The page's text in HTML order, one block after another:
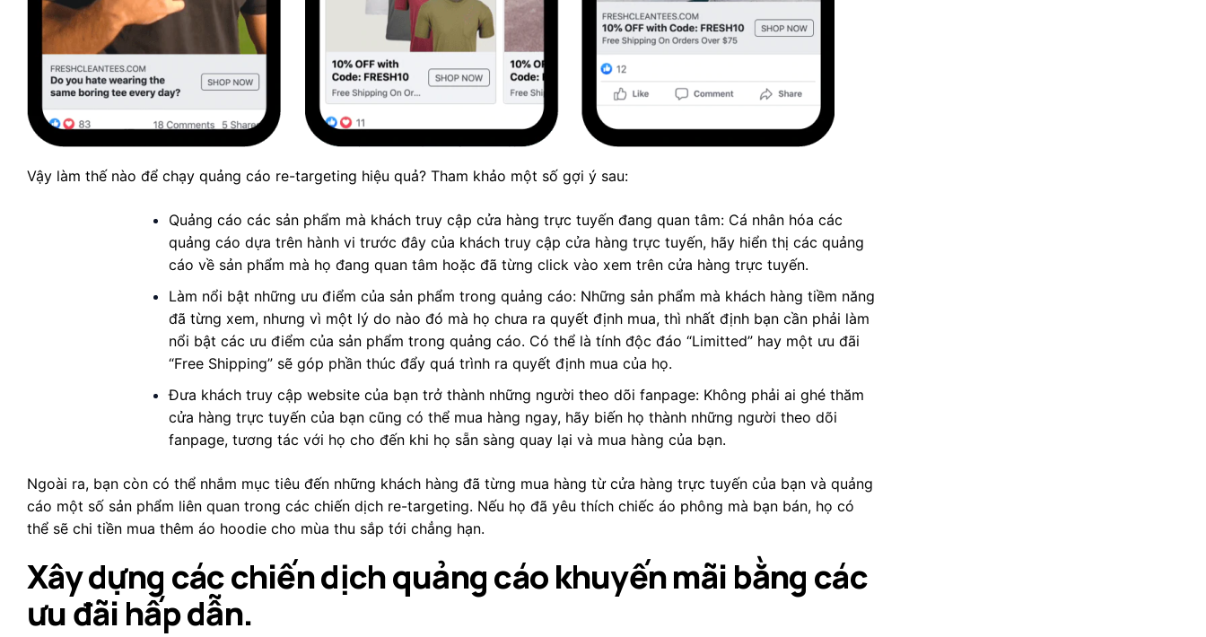
Vậy làm thế nào để chạy quảng cáo re-targeting hiệu quả? Tham khảo một số gợi ý sau:
Quảng cáo các sản phẩm mà khách truy cập cửa hàng trực tuyến đang quan tâm: Cá nhân hóa các
quảng cáo dựa trên hành vi trước đây của khách truy cập cửa hàng trực tuyến, hãy hiển thị các quảng
cáo về sản phẩm mà họ đang quan tâm hoặc đã từng click vào xem trên cửa hàng trực tuyến.
Làm nổi bật những ưu điểm của sản phẩm trong quảng cáo: Những sản phẩm mà khách hàng tiềm năng
đã từng xem, nhưng vì một lý do nào đó mà họ chưa ra quyết định mua, thì nhất định bạn cần phải làm
nổi bật các ưu điểm của sản phẩm trong quảng cáo. Có thể là tính độc đáo “Limitted” hay một ưu đãi
“Free Shipping” sẽ góp phần thúc đẩy quá trình ra quyết định mua của họ.
Đưa khách truy cập website của bạn trở thành những người theo dõi fanpage: Không phải ai ghé thăm
cửa hàng trực tuyến của bạn cũng có thể mua hàng ngay, hãy biến họ thành những người theo dõi
fanpage, tương tác với họ cho đến khi họ sẵn sàng quay lại và mua hàng của bạn.
Ngoài ra, bạn còn có thể nhắm mục tiêu đến những khách hàng đã từng mua hàng từ cửa hàng trực tuyến của bạn và quảng
cáo một số sản phẩm liên quan trong các chiến dịch re-targeting. Nếu họ đã yêu thích chiếc áo phông mà bạn bán, họ có
thể sẽ chi tiền mua thêm áo hoodie cho mùa thu sắp tới chẳng hạn.
Xây dựng các chiến dịch quảng cáo khuyến mãi bằng các
ưu đãi hấp dẫn.